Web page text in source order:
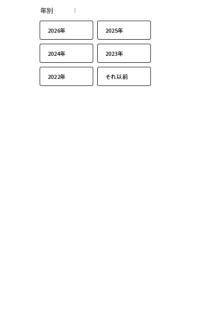
年別
2026年 2025年
2024年 2023年
2022年 それ以前